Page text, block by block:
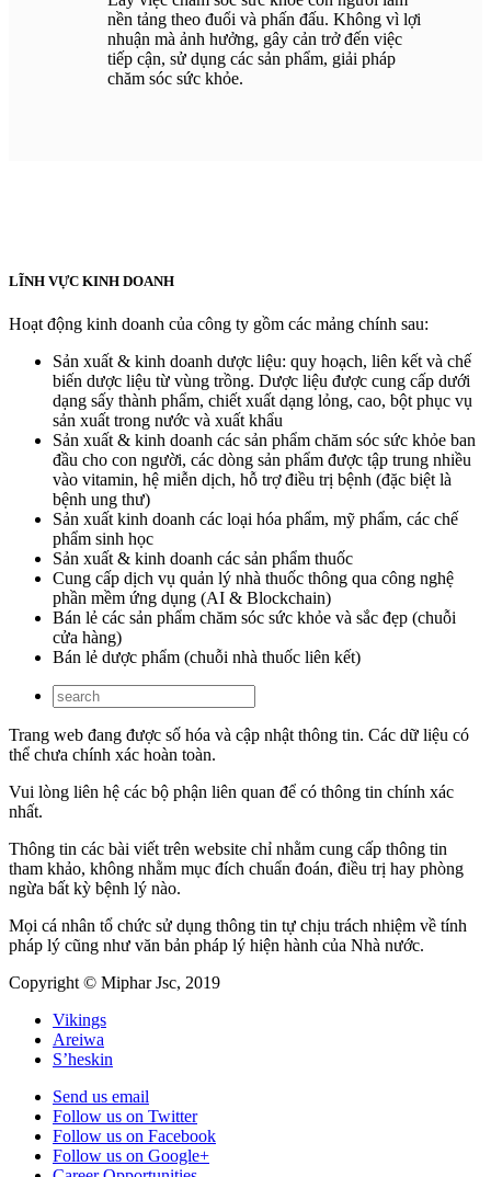
nền tảng theo đuổi và phấn đấu. Không vì lợi
nhuận mà ảnh hưởng, gây cản trở đến việc
tiếp cận, sử dụng các sản phẩm, giải pháp
chăm sóc sức khỏe.
LĨNH VỰC KINH DOANH
Hoạt động kinh doanh của công ty gồm các mảng chính sau:
Sản xuất & kinh doanh dược liệu: quy hoạch, liên kết và chế
biến dược liệu từ vùng trồng. Dược liệu được cung cấp dưới
dạng sấy thành phẩm, chiết xuất dạng lỏng, cao, bột phục vụ
sản xuất trong nước và xuất khẩu
Sản xuất & kinh doanh các sản phẩm chăm sóc sức khỏe ban
đầu cho con người, các dòng sản phẩm được tập trung nhiều
vào vitamin, hệ miễn dịch, hỗ trợ điều trị bệnh (đặc biệt là
bệnh ung thư)
Sản xuất kinh doanh các loại hóa phẩm, mỹ phẩm, các chế
phẩm sinh học
Sản xuất & kinh doanh các sản phẩm thuốc
Cung cấp dịch vụ quản lý nhà thuốc thông qua công nghệ
phần mềm ứng dụng (AI & Blockchain)
Bán lẻ các sản phẩm chăm sóc sức khỏe và sắc đẹp (chuỗi
cửa hàng)
Bán lẻ dược phẩm (chuỗi nhà thuốc liên kết)
Trang web đang được số hóa và cập nhật thông tin. Các dữ liệu có
thể chưa chính xác hoàn toàn.
Vui lòng liên hệ các bộ phận liên quan để có thông tin chính xác
nhất.
Thông tin các bài viết trên website chỉ nhằm cung cấp thông tin
tham khảo, không nhằm mục đích chuẩn đoán, điều trị hay phòng
ngừa bất kỳ bệnh lý nào.
Mọi cá nhân tổ chức sử dụng thông tin tự chịu trách nhiệm về tính
pháp lý cũng như văn bản pháp lý hiện hành của Nhà nước.
Copyright © Miphar Jsc, 2019
Vikings
Areiwa
S’heskin
Send us email
Follow us on Twitter
Follow us on Facebook
Follow us on Google+